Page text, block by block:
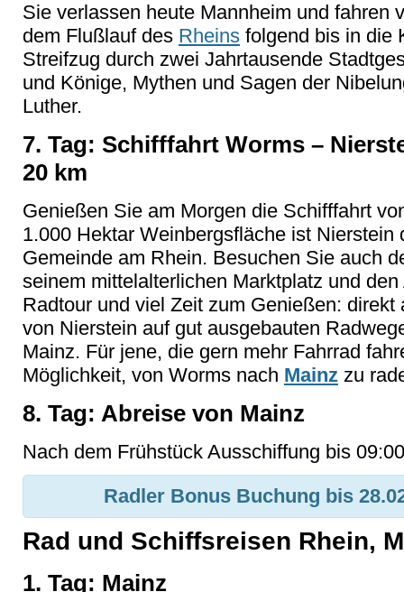
Sie verlassen heute Mannheim und fahren
dem Flußlauf des Rheins folgend bis in die
Streifzug durch zwei Jahrtausende
und Könige, Mythen und Sagen der
Luther.
7. Tag: Schifffahrt Worms –
20 km
Genießen Sie am Morgen die Schifffahrt
1.000 Hektar Weinbergsfläche ist
Gemeinde am Rhein. Besuchen Sie auch
seinem mittelalterlichen Marktplatz und
Radtour und viel Zeit zum Genießen:
von Nierstein auf gut ausgebauten
Mainz. Für jene, die gern mehr Fahrrad
Möglichkeit, von Worms nach Mainz zu
8. Tag: Abreise von Mainz
Nach dem Frühstück Ausschiffung bis
Radler Bonus Buchung bis
Rad und Schiffsreisen Rhein,
1. Tag: Mainz